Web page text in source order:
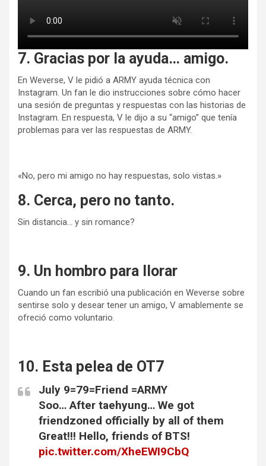
7. Gracias por la ayuda… amigo.
En Weverse, V le pidió a ARMY ayuda técnica con
Instagram. Un fan le dio instrucciones sobre cómo hacer
una sesión de preguntas y respuestas con las historias de
Instagram. En respuesta, V le dijo a su “amigo” que tenía
problemas para ver las respuestas de ARMY.
«No, pero mi amigo no hay respuestas, solo vistas.»
8. Cerca, pero no tanto.
Sin distancia… y sin romance?
9. Un hombro para llorar
Cuando un fan escribió una publicación en Weverse sobre
sentirse solo y desear tener un amigo, V amablemente se
ofreció como voluntario.
10. Esta pelea de OT7
July 9=79=Friend =ARMY
Soo… After taehyung… We got
friendzoned officially by all of them
Great!!! Hello, friends of BTS!
pic.twitter.com/XheEWI9CbQ